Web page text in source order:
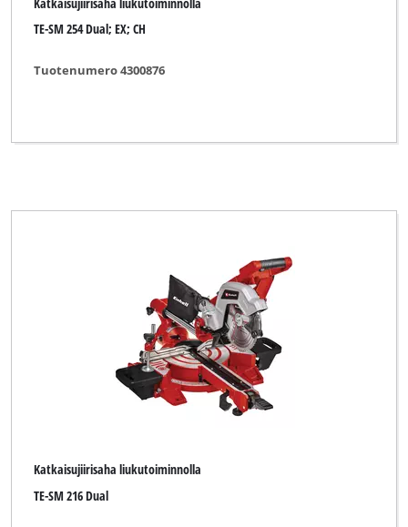
TE-SM 254 Dual; EX; CH
Tuotenumero 4300876
Katkaisujiirisaha liukutoiminnolla
TE-SM 216 Dual